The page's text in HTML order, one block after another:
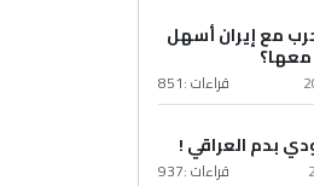
مع إيران أسهل
قراءات :851
بدم العراقي !
قراءات :937